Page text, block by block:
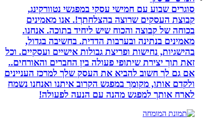
סוגרים שבוע עם חמישי עסקי במפגשי נטוורקינג,
קבוצת העסקים שרוצה בהצלחתך!. אנו מאמינים
בכוחה של קבוצה והכוח שיש ליחיד בתוכה. אנחנו.
מאמינים בנתינה ובערבות הדדית. בחשיבה בגדול,
בהישגיות, נחישות ופריצת גבולות אישיים ועסקיים. וכל
זאת תוך יצירת שיתופי פעולה בין החברים והאורחים..
אם גם לך חשוב להביא את העסק שלך למרכז העניינים
ולקדם אותו, מקומך במפגש הקרוב איתנו ואנחנו נשמח
לארח אותך למפגש מהנה עם הנעה לפעולה!